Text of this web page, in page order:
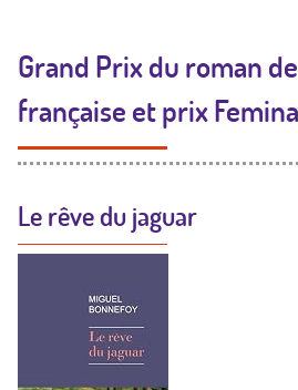
Grand Prix du roman
française et prix Femina
Le rêve du jaguar